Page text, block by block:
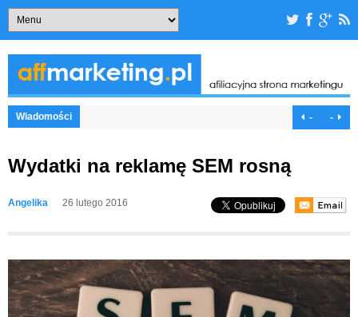
Wiadomości - -
Wydatki na reklamę SEM rosną
Angelika 26 lutego 2016